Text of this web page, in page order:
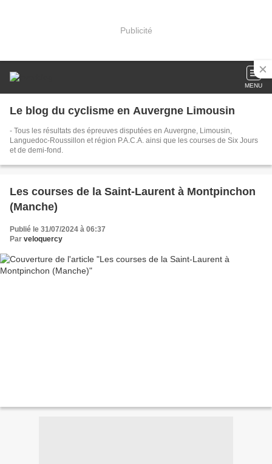
Publicité
MENU
Le blog du cyclisme en Auvergne Limousin
- Tous les résultats des épreuves disputées en Auvergne, Limousin,
Languedoc-Roussillon et région P.A.C.A. ainsi que les courses de Six Jours
et de demi-fond.
Les courses de la Saint-Laurent à Montpinchon
(Manche)
Publié le 31/07/2024 à 06:37
Par veloquercy